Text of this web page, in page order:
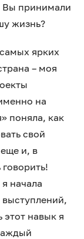
Вы принимали
жизнь?
ярких
– моя
на
поняла, как
свой
и, в
начала
этот навык я